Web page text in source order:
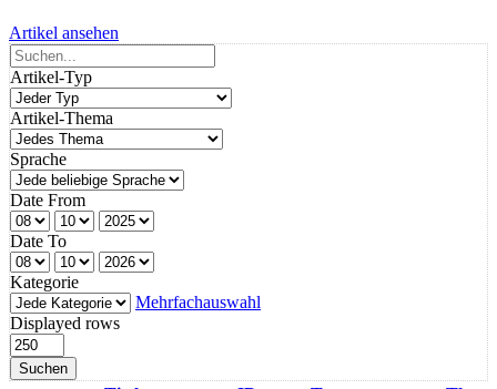
Artikel ansehen
Artikel-Typ
Artikel-Thema
Sprache
Date From
Date To
Kategorie
Mehrfachauswahl
Displayed rows
Suchen